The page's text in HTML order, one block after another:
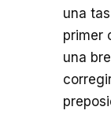
una
primer
una